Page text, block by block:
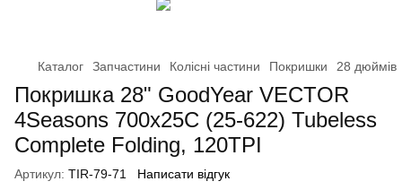
Каталог Запчастини Колісні частини Покришки 28 дюймів
Покришка 28" GoodYear VECTOR
4Seasons 700x25C (25-622) Tubeless
Complete Folding, 120TPI
Артикул: TIR-79-71 Написати відгук